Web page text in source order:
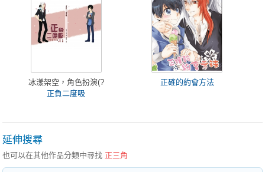
冰漾架空，角色扮演(?
正負二度吸
正確的約會方法
延伸搜尋
也可以在其他作品分類中尋找 正三角